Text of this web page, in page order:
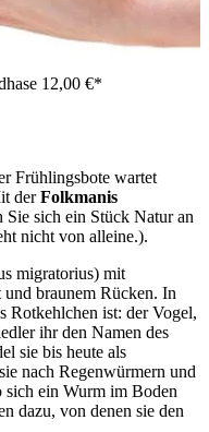
12,00 €*
Frühlingsbote wartet
derFolkmanis
Sie sich ein Stück Natur an
nicht von alleine.).
migratorius) mit
braunem Rücken. In
Rotkehlchen ist: der Vogel,
ihr den Namen des
sie bis heute als
nach Regenwürmern und
ein Wurm im Boden
dazu, von denen sie den